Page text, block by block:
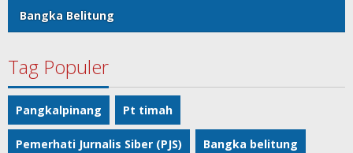
Bangka Belitung
Tag Populer
Pangkalpinang Pt timah
Pemerhati Jurnalis Siber (PJS) Bangka belitung